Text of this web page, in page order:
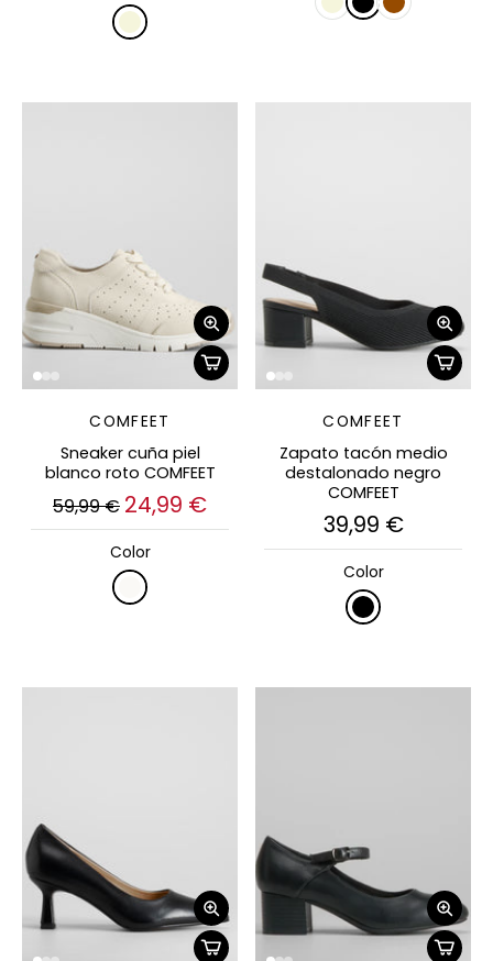
COMFEET
Sneaker cuña piel
blanco roto COMFEET
59,99 € 24,99 €
Color
COMFEET
Zapato tacón medio
destalonado negro
COMFEET
39,99 €
Color